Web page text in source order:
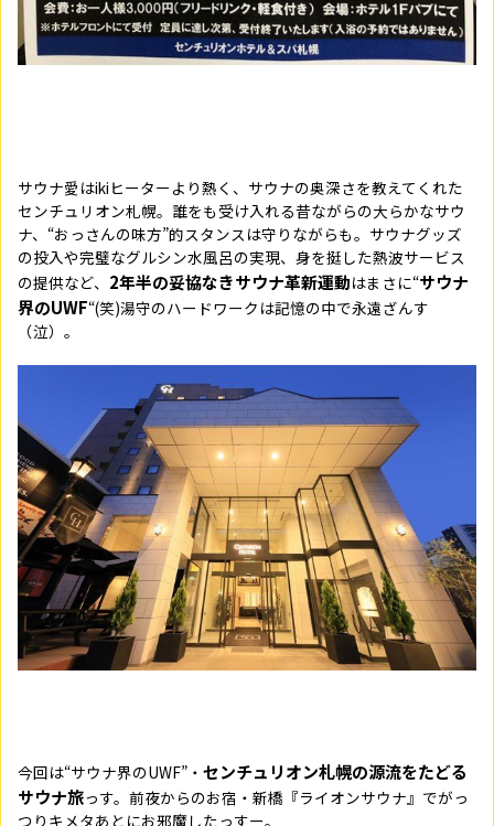
サウナ愛はikiヒーターより熱く、サウナの奥深さを教えてくれた
センチュリオン札幌。誰をも受け入れる昔ながらの大らかなサウ
ナ、“おっさんの味方”的スタンスは守りながらも。サウナグッズ
の投入や完璧なグルシン水風呂の実現、身を挺した熱波サービス
の提供など、 2年半の妥協なきサウナ革新運動はまさに“サウナ
界のUWF“(笑)湯守のハードワークは記憶の中で永遠ざんす
（泣）。
今回は“サウナ界のUWF”・ センチュリオン札幌の源流をたどる
サウナ旅っす。前夜からのお宿・新橋『ライオンサウナ』でがっ
つりキメタあとにお邪魔したっすー。